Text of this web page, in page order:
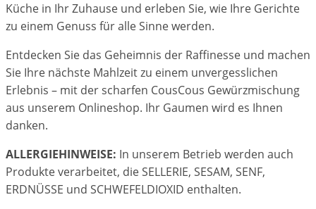
Küche in Ihr Zuhause und erleben Sie, wie Ihre Gerichte
zu einem Genuss für alle Sinne werden.
Entdecken Sie das Geheimnis der Raffinesse und machen
Sie Ihre nächste Mahlzeit zu einem unvergesslichen
Erlebnis – mit der scharfen CousCous Gewürzmischung
aus unserem Onlineshop. Ihr Gaumen wird es Ihnen
danken.
ALLERGIEHINWEISE: In unserem Betrieb werden auch
Produkte verarbeitet, die SELLERIE, SESAM, SENF,
ERDNÜSSE und SCHWEFELDIOXID enthalten.